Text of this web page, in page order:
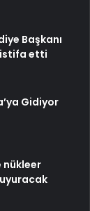
Başkanı
istifa etti
Gidiyor
nükleer